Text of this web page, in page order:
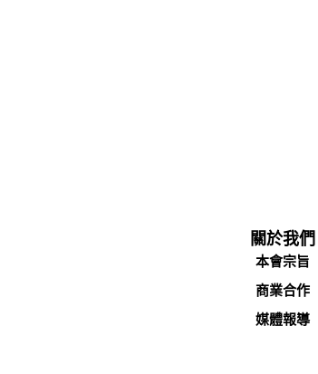
關於我們
本會宗旨
商業合作
媒體報導